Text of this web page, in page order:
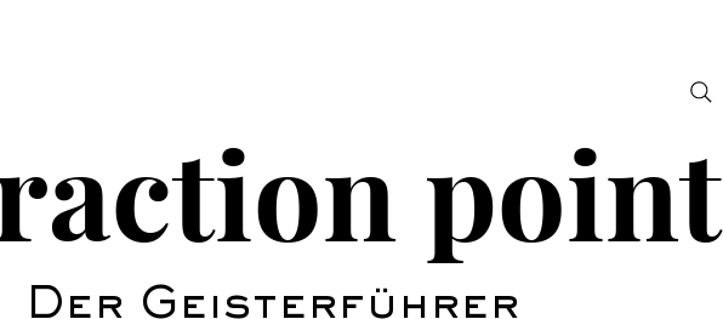
point
Der Geisterführer